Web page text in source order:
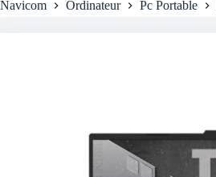
Navicom Ordinateur Pc Portable